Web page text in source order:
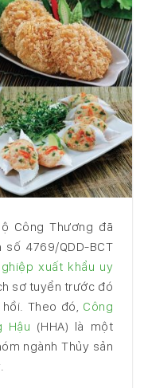
Công Thương đã
4769/QDD-BCT
xuất khẩu uy
sơ tuyển trước đó
Theo đó, Công
Hậu (HHA) là một
ngành Thủy sản